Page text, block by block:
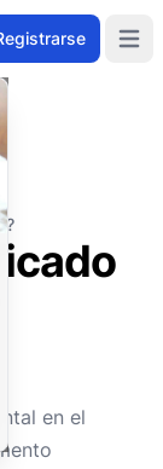
banner
en el